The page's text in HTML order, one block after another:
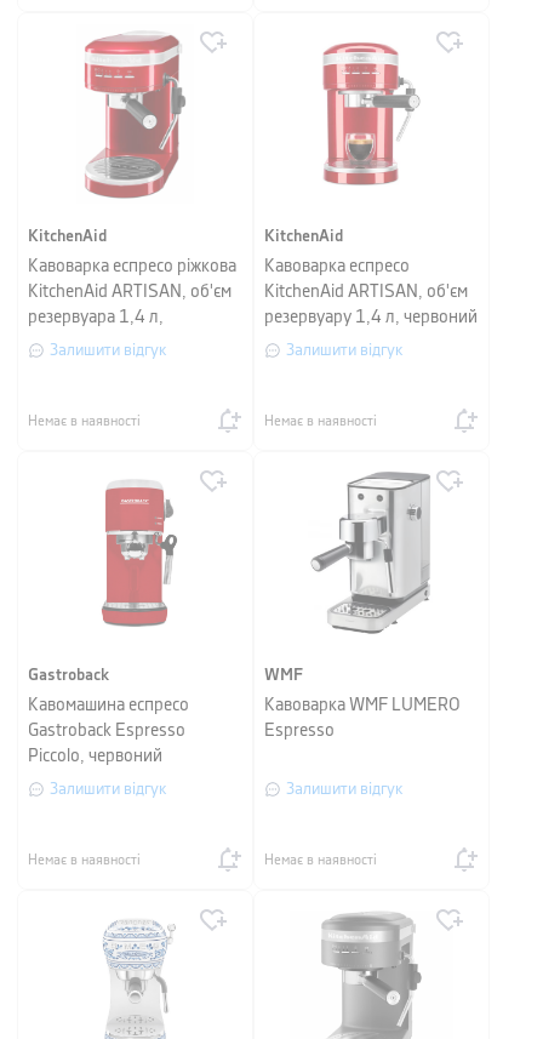
KitchenAid
Кавоварка еспресо ріжкова
KitchenAid ARTISAN, об'єм
резервуара 1,4 л,
карамельне яблуко
Залишити відгук
Немає в наявності
KitchenAid
Кавоварка еспресо
KitchenAid ARTISAN, об'єм
резервуару 1,4 л, червоний
Залишити відгук
Немає в наявності
Gastroback
Кавомашина еспресо
Gastroback Espresso
Piccolo, червоний
Залишити відгук
Немає в наявності
WMF
Кавоварка WMF LUMERO
Espresso
Залишити відгук
Немає в наявності